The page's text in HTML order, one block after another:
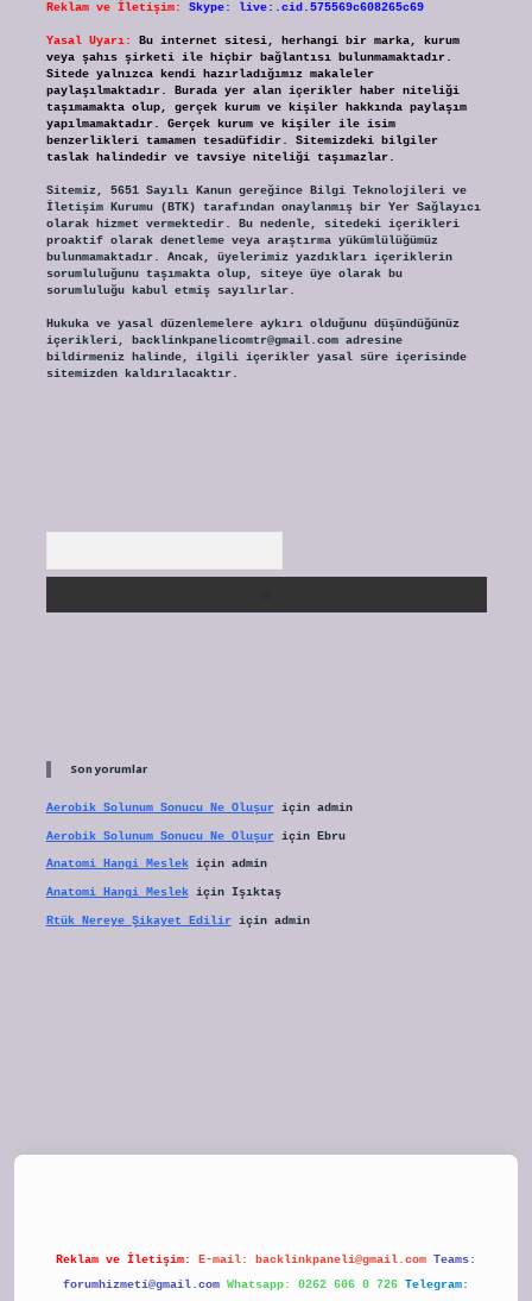
Reklam ve İletişim: Skype: live:.cid.575569c608265c69
Yasal Uyarı:
Bu internet sitesi, herhangi bir marka, kurum
veya şahıs şirketi ile hiçbir bağlantısı bulunmamaktadır.
Sitede yalnızca kendi hazırladığımız makaleler
paylaşılmaktadır. Burada yer alan içerikler haber niteliği
taşımamakta olup, gerçek kurum ve kişiler hakkında paylaşım
yapılmamaktadır. Gerçek kurum ve kişiler ile isim
benzerlikleri tamamen tesadüfidir. Sitemizdeki bilgiler
taslak halindedir ve tavsiye niteliği taşımazlar.
Sitemiz, 5651 Sayılı Kanun gereğince Bilgi Teknolojileri ve
İletişim Kurumu (BTK) tarafından onaylanmış bir Yer Sağlayıcı
olarak hizmet vermektedir. Bu nedenle, sitedeki içerikleri
proaktif olarak denetleme veya araştırma yükümlülüğümüz
bulunmamaktadır. Ancak, üyelerimiz yazdıkları içeriklerin
sorumluluğunu taşımakta olup, siteye üye olarak bu
sorumluluğu kabul etmiş sayılırlar.
Hukuka ve yasal düzenlemelere aykırı olduğunu düşündüğünüz
içerikleri, backlinkpanelicomtr@gmail.comadresine
bildirmeniz halinde, ilgili içerikler yasal süre içerisinde
sitemizden kaldırılacaktır.
Son yorumlar
Aerobik Solunum Sonucu Ne Oluşuriçin admin
Aerobik Solunum Sonucu Ne Oluşuriçin Ebru
Anatomi Hangi Meslekiçin admin
Anatomi Hangi Meslekiçin Işıktaş
Rtük Nereye Şikayet Ediliriçin admin
Reklam ve İletişim: E-mail: backlinkpaneli@gmail.com Teams:
forumhizmeti@gmail.com Whatsapp: 0262 606 0 726 Telegram: